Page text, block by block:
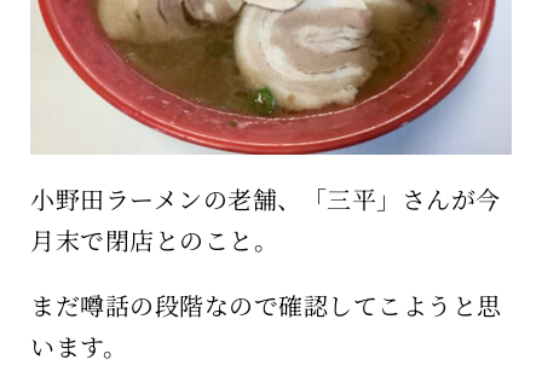
小野田ラーメンの老舗、「三平」さんが今
月末で閉店とのこと。
まだ噂話の段階なので確認してこようと思
います。